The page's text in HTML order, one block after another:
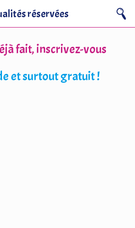
réservées
fait, inscrivez-vous
et surtout gratuit !